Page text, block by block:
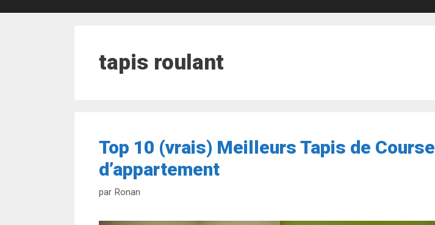
tapis roulant
Top 10 (vrais) Meilleurs Tapis de Course
d’appartement
par Ronan